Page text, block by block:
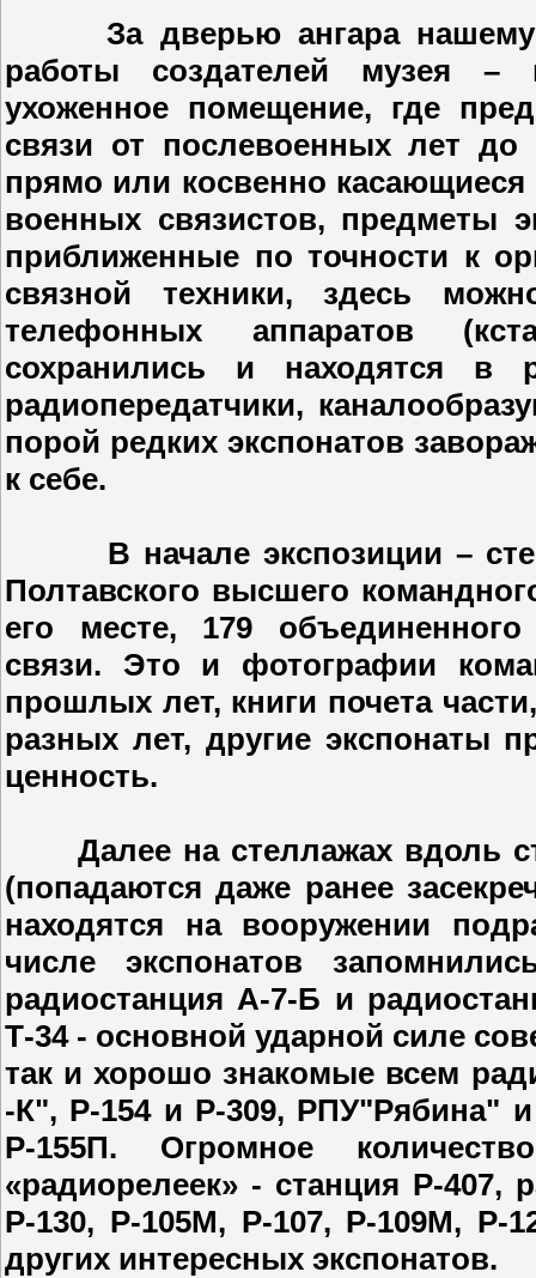
За дверью ангара нашему
работы создателей музея –
ухоженное помещение, где
связи от послевоенных лет
прямо или косвенно
военных связистов, предметы
приближенные по точности к
связной техники, здесь
телефонных аппаратов
сохранились и находятся в
радиопередатчики,
порой редких экспонатов
к себе.
В начале экспозиции –
Полтавского высшего
его месте, 179 объединенного
связи. Это и фотографии
прошлых лет, книги почета
разных лет, другие экспонаты
ценность.
Далее на стеллажах вдоль
(попадаются даже ранее
находятся на вооружении
числе экспонатов
радиостанция А-7-Б и
Т-34 - основной ударной силе
так и хорошо знакомые всем
-К", Р-154 и Р-309, РПУ"Рябина"
Р-155П. Огромное
«радиорелеек» - станция Р-407,
Р-130, Р-105M, Р-107, Р-109M,
других интересных экспонатов.